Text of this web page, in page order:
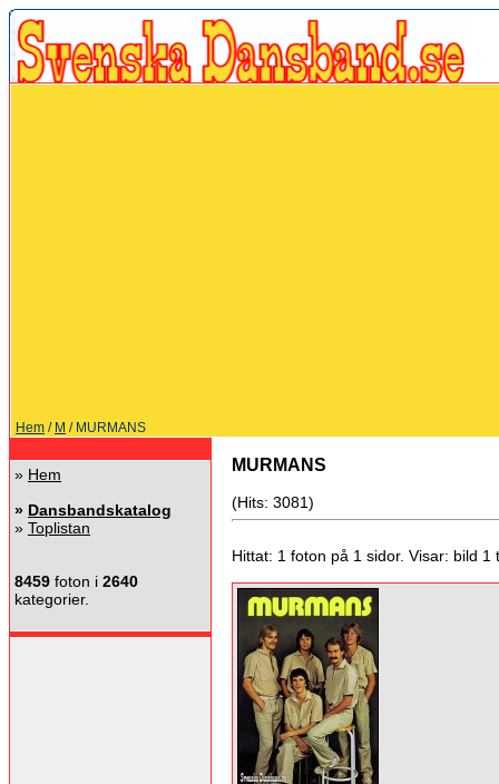
Hem / M / MURMANS
» Hem
» Dansbandskatalog
» Toplistan
8459 foton i 2640
kategorier.
MURMANS
(Hits: 3081)
Hittat: 1 foton på 1 sidor. Visar: bild 1